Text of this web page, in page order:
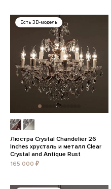
Есть 3D-модель
Люстра Crystal Chandelier 26
Inches хрусталь и металл Clear
Crystal and Antique Rust
165 000 ₽